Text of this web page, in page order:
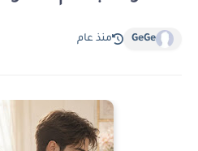
GeGe منذ عام